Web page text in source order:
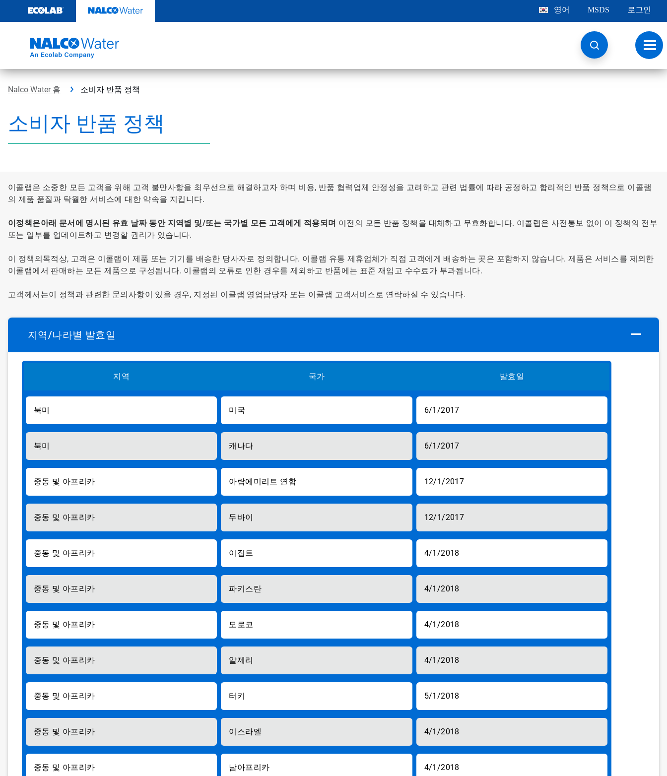
츠
기
영어 MSDS 로그인
토
글
내
비
Nalco Water 홈 소비자 반품 정책
소비자 반품 정책
이콜랩은 소중한 모든 고객을 위해 고객 불만사항을 최우선으로 해결하고자 하며 비용, 반품 협력업체 안정성을 고려하고 관련 법률에 따라 공정하고 합리적인 반품 정책으로 이콜램
의 제품 품질과 탁월한 서비스에 대한 약속을 지킵니다.
이정책은아래 문서에 명시된 유효 날짜 동안 지역별 및/또는 국가별 모든 고객에게 적용되며 이전의 모든 반품 정책을 대체하고 무효화합니다. 이콜랩은 사전통보 없이 이 정책의 전부
또는 일부를 업데이트하고 변경할 권리가 있습니다.
이 정책의목적상, 고객은 이콜랩이 제품 또는 기기를 배송한 당사자로 정의합니다. 이콜랩 유통 제휴업체가 직접 고객에게 배송하는 곳은 포함하지 않습니다. 제품은 서비스를 제외한
이콜랩에서 판매하는 모든 제품으로 구성됩니다. 이콜랩의 오류로 인한 경우를 제외하고 반품에는 표준 재입고 수수료가 부과됩니다.
고객께서는이 정책과 관련한 문의사항이 있을 경우, 지정된 이콜랩 영업담당자 또는 이콜랩 고객서비스로 연락하실 수 있습니다.
지역/나라별 발효일
지역 국가 발효일
북미 미국 6/1/2017
북미 캐나다 6/1/2017
중동 및 아프리카 아랍에미리트 연합 12/1/2017
중동 및 아프리카 두바이 12/1/2017
중동 및 아프리카 이집트 4/1/2018
중동 및 아프리카 파키스탄 4/1/2018
중동 및 아프리카 모로코 4/1/2018
중동 및 아프리카 알제리 4/1/2018
중동 및 아프리카 터키 5/1/2018
중동 및 아프리카 이스라엘 4/1/2018
중동 및 아프리카 남아프리카 4/1/2018